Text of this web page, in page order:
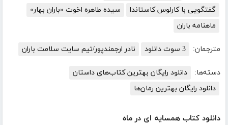
گفتگویی با کارلوس کاستاندا
سیده طاهره اخوت «باران بهار»
ماهنامه باران
مترجمان: 3 سوت دانلود نادر ارجمندپور/تیم سایت سلامت باران
دسته‌ها:
دانلود رایگان بهترین کتاب‌های داستان
دانلود رایگان بهترین رمان‌ها
دانلود کتاب همسایه ای در ماه